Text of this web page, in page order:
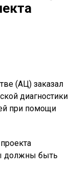
(АЦ) заказал
диагностики
при помощи
должны быть